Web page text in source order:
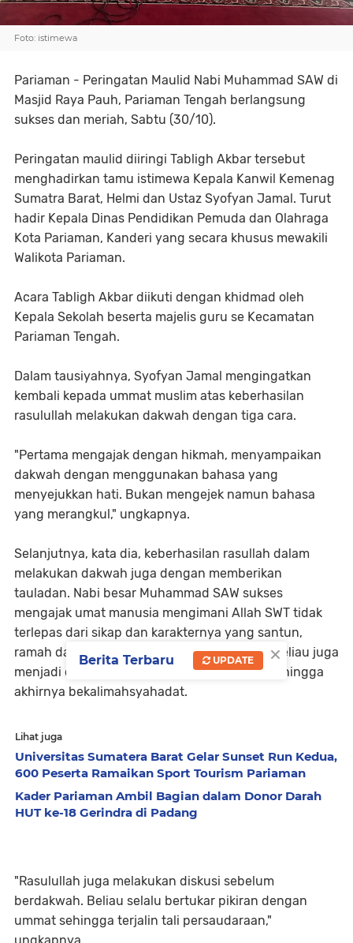
Foto: istimewa
Pariaman - Peringatan Maulid Nabi Muhammad SAW di
Masjid Raya Pauh, Pariaman Tengah berlangsung
sukses dan meriah, Sabtu (30/10).
Peringatan maulid diiringi Tabligh Akbar tersebut
menghadirkan tamu istimewa Kepala Kanwil Kemenag
Sumatra Barat, Helmi dan Ustaz Syofyan Jamal. Turut
hadir Kepala Dinas Pendidikan Pemuda dan Olahraga
Kota Pariaman, Kanderi yang secara khusus mewakili
Walikota Pariaman.
Acara Tabligh Akbar diikuti dengan khidmad oleh
Kepala Sekolah beserta majelis guru se Kecamatan
Pariaman Tengah.
Dalam tausiyahnya, Syofyan Jamal mengingatkan
kembali kepada ummat muslim atas keberhasilan
rasulullah melakukan dakwah dengan tiga cara.
"Pertama mengajak dengan hikmah, menyampaikan
dakwah dengan menggunakan bahasa yang
menyejukkan hati. Bukan mengejek namun bahasa
yang merangkul," ungkapnya.
Selanjutnya, kata dia, keberhasilan rasullah dalam
melakukan dakwah juga dengan memberikan
tauladan. Nabi besar Muhammad SAW sukses
mengajak umat manusia mengimani Allah SWT tidak
terlepas dari sikap dan karakternya yang santun,
ramah dan selalu tersenyum. Kemulian hati beliau juga
menjadi daya tarik bagi calon pengikutnya sehingga
akhirnya bekalimahsyahadat.
Lihat juga
Universitas Sumatera Barat Gelar Sunset Run Kedua,
600 Peserta Ramaikan Sport Tourism Pariaman
Kader Pariaman Ambil Bagian dalam Donor Darah
HUT ke-18 Gerindra di Padang
"Rasulullah juga melakukan diskusi sebelum
berdakwah. Beliau selalu bertukar pikiran dengan
ummat sehingga terjalin tali persaudaraan,"
×
Berita Terbaru UPDATE